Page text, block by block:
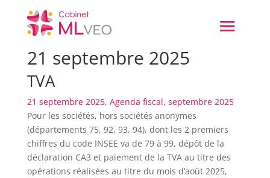
21 septembre 2025
TVA
21 septembre 2025, Agenda fiscal, septembre 2025
Pour les sociétés, hors sociétés anonymes
(départements 75, 92, 93, 94), dont les 2 premiers
chiffres du code INSEE va de 79 à 99, dépôt de la
déclaration CA3 et paiement de la TVA au titre des
opérations réalisées au titre du mois d’août 2025,